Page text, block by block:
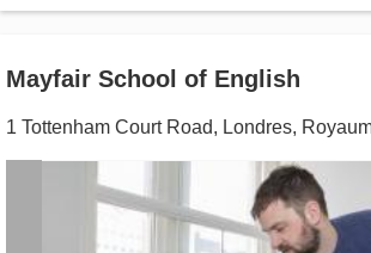
Mayfair School of English
1 Tottenham Court Road, Londres,